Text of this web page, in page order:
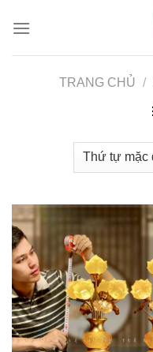
TRANG CHỦ /